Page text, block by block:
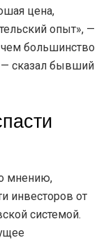
цена,
опыт», —
чем большинство
— сказал бывший
мнению,
инвесторов от
системой.